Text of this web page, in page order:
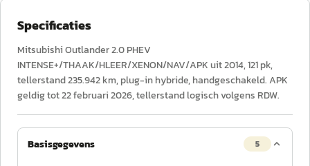
Specificaties
Mitsubishi Outlander 2.0 PHEV
INTENSE+/THAAK/HLEER/XENON/NAV/APK uit 2014, 121 pk,
tellerstand 235.942 km, plug-in hybride, handgeschakeld. APK
geldig tot 22 februari 2026, tellerstand logisch volgens RDW.
Basisgegevens 5